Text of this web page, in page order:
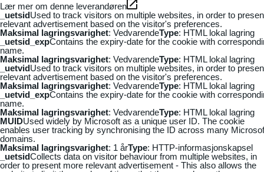
Lær mer om denne leverandøren
_uetsidUsed to track visitors on multiple websites, in order to
relevant advertisement based on the visitor's preferences.
Maksimal lagringsvarighet: VedvarendeType: HTML lokal lagring
_uetsid_expContains the expiry-date for the cookie with
name.
Maksimal lagringsvarighet: VedvarendeType: HTML lokal lagring
_uetvidUsed to track visitors on multiple websites, in order to
relevant advertisement based on the visitor's preferences.
Maksimal lagringsvarighet: VedvarendeType: HTML lokal lagring
_uetvid_expContains the expiry-date for the cookie with
name.
Maksimal lagringsvarighet: VedvarendeType: HTML lokal lagring
MUIDUsed widely by Microsoft as a unique user ID. The cookie
enables user tracking by synchronising the ID across many
domains.
Maksimal lagringsvarighet: 1 årType: HTTP-informasjonskapsel
_uetsidCollects data on visitor behaviour from multiple websites, in
order to present more relevant advertisement - This also allows the